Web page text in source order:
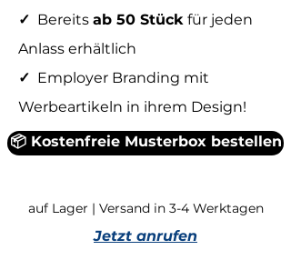
✓ Bereits ab 50 Stück für jeden
Anlass erhältlich
✓ Employer Branding mit
Werbeartikeln in ihrem Design!
📦 Kostenfreie Musterbox bestellen
auf Lager | Versand in 3-4 Werktagen
Jetzt anrufen